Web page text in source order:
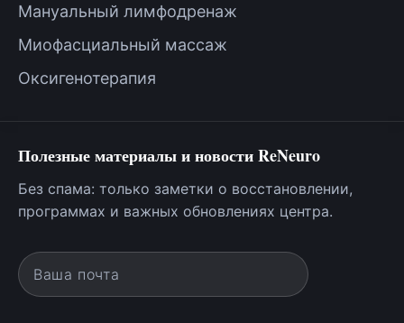
Мануальный лимфодренаж
Миофасциальный массаж
Оксигенотерапия
Полезные материалы и новости ReNeuro
Без спама: только заметки о восстановлении,
программах и важных обновлениях центра.
Ваша почта